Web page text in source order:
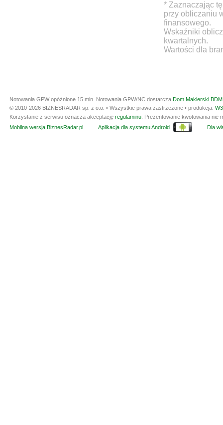
* Zaznaczając
przy obliczaniu
finansowego.
Wskaźniki
kwartalnych.
Wartości dla
Notowania GPW opóźnione 15 min. Notowania GPW/NC dostarcza Dom Maklerski
© 2010-2026 BIZNESRADAR sp. z o.o. • Wszystkie prawa zastrzeżone • produkcja:
Korzystanie z serwisu oznacza akceptację regulaminu . Prezentowanie kwotowania
Mobilna wersja BiznesRadar.pl
Aplikacja dla systemu Android Dla